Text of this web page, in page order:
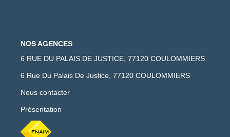
NOS AGENCES
6 RUE DU PALAIS DE JUSTICE, 77120 COULOMMIERS
6 Rue Du Palais De Justice, 77120 COULOMMIERS
Nous contacter
Présentation